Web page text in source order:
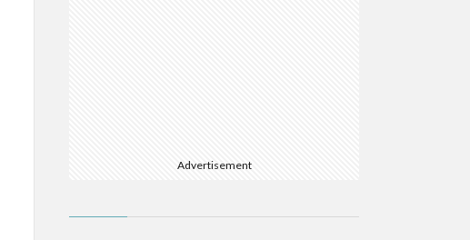
Advertisement